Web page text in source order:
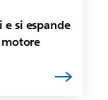
si espande